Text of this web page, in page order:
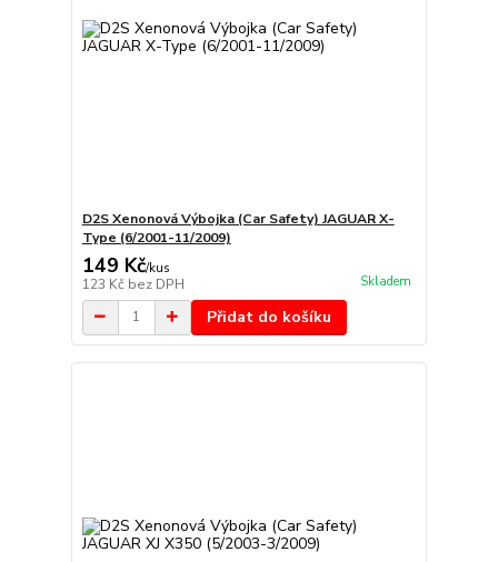
D2S Xenonová Výbojka (Car Safety) JAGUAR X-
Type (6/2001-11/2009)
149 Kč/kus
123 Kč bez DPH Skladem
Přidat do košíku